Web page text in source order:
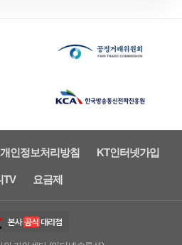
비스를 이용하기 위해 회원으로
위한 필수적인 정보들을 온라인
입력을 요청할 수 있습니다.
인권 침해의 우려가 있는 민감한
상 및 신조, 출신지 및 본적지,
게 수집해야 할 경우 이용자들의
개인정보처리방침 KT인터넷가입
TV 요금제